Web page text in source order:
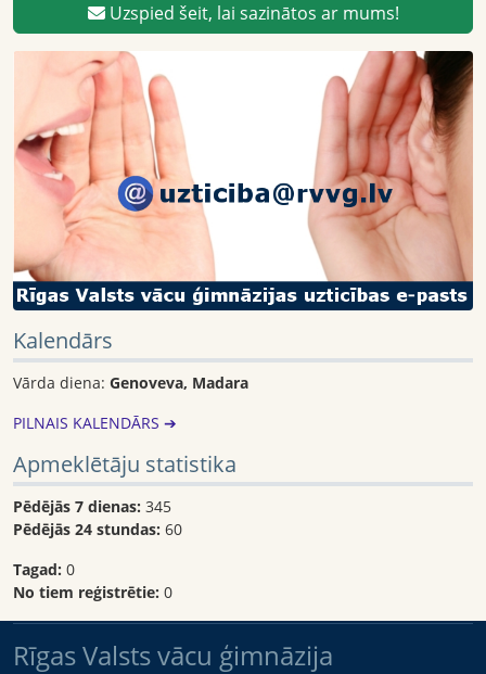
Uzspied šeit, lai sazinātos ar mums!
Kalendārs
Vārda diena: Genoveva, Madara
PILNAIS KALENDĀRS ➔
Apmeklētāju statistika
Pēdējās 7 dienas: 345
Pēdējās 24 stundas: 60
Tagad: 0
No tiem reģistrētie: 0
Rīgas Valsts vācu ģimnāzija